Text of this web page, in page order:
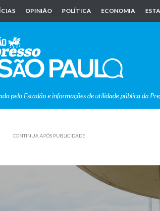
OPINIÃO POLÍTICA ECONOMIA
pelo Estadão e informações de utilidade pública da
CONTINUA APÓS PUBLICIDADE